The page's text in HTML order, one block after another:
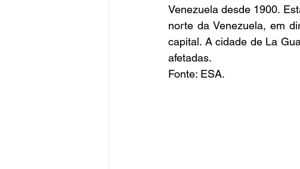
Venezuela desde 1900.
norte da Venezuela, em
capital. A cidade de La
afetadas.
Fonte: ESA.